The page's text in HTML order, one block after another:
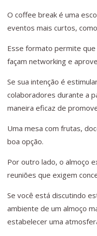
O coffee break é uma
eventos mais curtos,
Esse formato permite
façam networking e
Se sua intenção é
colaboradores durante a
maneira eficaz de
Uma mesa com frutas,
boa opção.
Por outro lado, o almoço
reuniões que exigem
Se você está discutindo
ambiente de um almoço
estabelecer uma